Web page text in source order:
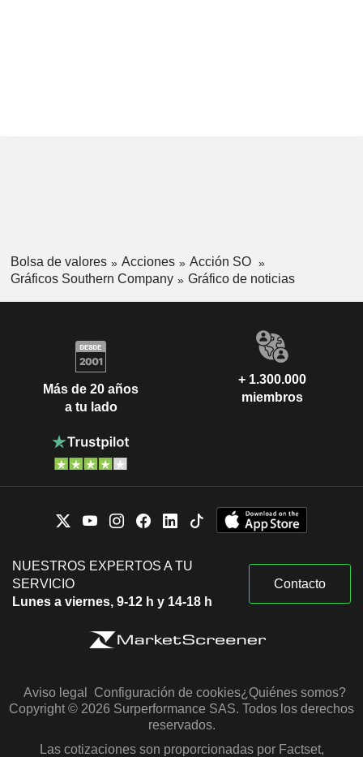
Bolsa de valores Acciones
Acción SO
Gráficos Southern Company
Gráfico de noticias
Más de 20 años
a tu lado
+ 1.300.000
miembros
NUESTROS EXPERTOS A TU
SERVICIO
Lunes a viernes, 9-12 h y 14-18 h
Contacto
Aviso legal Configuración de cookies¿Quiénes somos?
Copyright © 2026 Surperformance SAS. Todos los derechos
reservados.
Las cotizaciones son proporcionadas por Factset,